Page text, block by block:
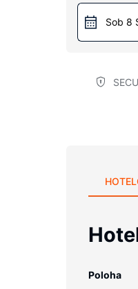
Sob 8
Poloha